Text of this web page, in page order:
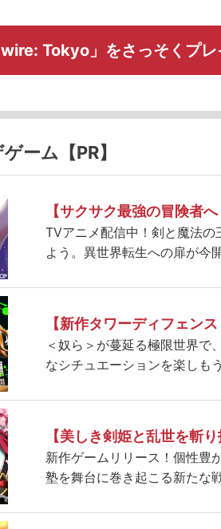
Tokyo」をさっそくプレ
ーム【PR】
【サクサク最強の冒険者へ
TVアニメ配信中！剣と魔法の
よう。異世界転生への扉が今
【新作タワーディフェンス
＜奴ら＞が蔓延る極限世界で
なシチュエーションを楽しも
【美しき剣姫と乱世を斬り
新作ゲームリリース！個性豊
塾を舞台に巻き起こる新たな